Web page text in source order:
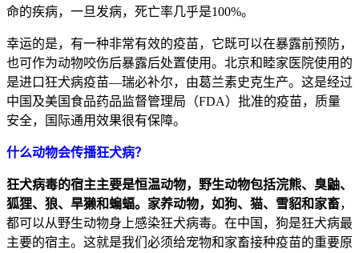
命的疾病，一旦发病，死亡率几乎是100%。
幸运的是，有一种非常有效的疫苗，它既可以在暴露前预防，
也可作为动物咬伤后暴露后处置使用。北京和睦家医院使用的
是进口狂犬病疫苗—瑞必补尔，由葛兰素史克生产。这是经过
中国及美国食品药品监督管理局（FDA）批准的疫苗，质量
安全，国际通用效果很有保障。
什么动物会传播狂犬病？
狂犬病毒的宿主主要是恒温动物，野生动物包括浣熊、臭鼬、
狐狸、狼、旱獭和蝙蝠。家养动物，如狗、猫、雪貂和家畜，
都可以从野生动物身上感染狂犬病毒。在中国，狗是狂犬病最
主要的宿主。这就是我们必须给宠物和家畜接种疫苗的重要原